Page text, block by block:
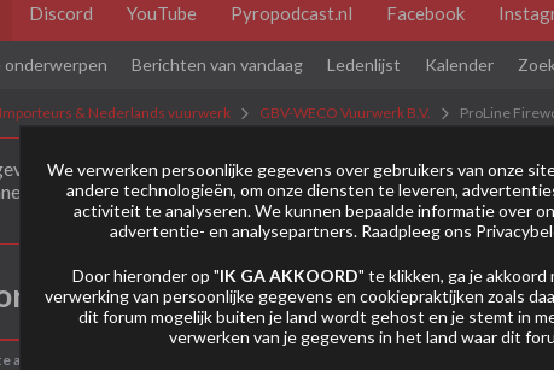
Discord YouTube Pyropodcast.nl Facebook
onderwerpen Berichten van vandaag Ledenlijst Kalender
Importeurs & Nederlands vuurwerk GBV-WECO Vuurwerk B.V. ProLine
hebt! Als dit je eerste bezoek is bekijk dan eerst even de
plaatsen moet je je eerst registeren. Om berichten te
activiteit
We verwerken persoonlijke gegevens over gebruikers van onze
andere technologieën, om onze diensten te leveren,
activiteit te analyseren. We kunnen bepaalde informatie over
advertentie- en analysepartners. Raadpleeg ons
Door hieronder op "IK GA AKKOORD" te klikken, ga je akkoord
verwerking van persoonlijke gegevens en cookiepraktijken zoals
dit forum mogelijk buiten je land wordt gehost en je stemt in
verwerken van je gegevens in het land waar dit